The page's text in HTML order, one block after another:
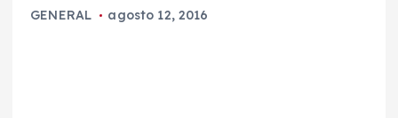
GENERAL agosto 12, 2016